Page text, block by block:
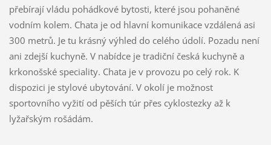
přebírají vládu pohádkové bytosti, které jsou pohaněné
vodním kolem. Chata je od hlavní komunikace vzdálená asi
300 metrů. Je tu krásný výhled do celého údolí. Pozadu není
ani zdejší kuchyně. V nabídce je tradiční česká kuchyně a
krkonošské speciality. Chata je v provozu po celý rok. K
dispozici je stylové ubytování. V okolí je možnost
sportovního vyžití od pěších túr přes cyklostezky až k
lyžařským rošádám.